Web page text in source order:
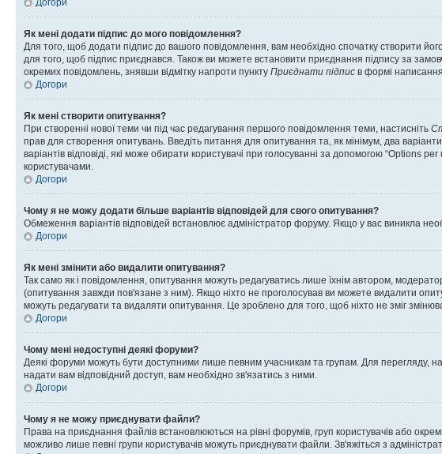
Догори
Як мені додати підпис до мого повідомлення?
Для того, щоб додати підпис до вашого повідомлення, вам необхідно спочатку створити
для того, щоб підпис приєднався. Також ви можете встановити приєднання підпису за
окремих повідомлень, знявши відмітку напроти пункту Приєднати підпис в формі
Догори
Як мені створити опитування?
При створенні нової теми чи під час редагування першого повідомлення теми, настисніть
прав для створення опитувань. Введіть питання для опитування та, як мінімум, два варіанти
варіантів відповіді, які може обирати користувачі при голосуванні за допомогою “Options
користувачами.
Догори
Чому я не можу додати більше варіантів відповідей для свого опитування?
Обмеження варіантів відповідей встановлює адміністратор форуму. Якщо у вас виникла
Догори
Як мені змінити або видалити опитування?
Так само як і повідомлення, опитування можуть редагуватись лише їхнім автором,
(опитування завжди пов'язане з ним). Якщо ніхто не проголосував ви можете видалити
можуть редагувати та видаляти опитування. Це зроблено для того, щоб ніхто не зміг
Догори
Чому мені недоступні деякі форуми?
Деякі форуми можуть бути доступними лише певним учасникам та групам. Для перегляду,
надати вам відповідний доступ, вам необхідно зв'язатись з ними.
Догори
Чому я не можу приєднувати файли?
Права на приєднання файлів встановлюються на рівні форумів, груп користувачів або
можливо лише певні групи користувачів можуть приєднувати файли. Зв'яжіться з